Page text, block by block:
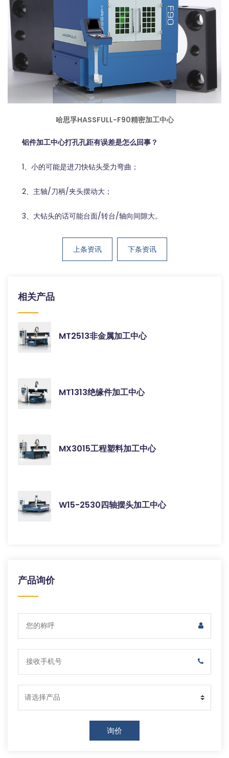
哈思孚HASSFULL-F90精密加工中心
铝件加工中心打孔孔距有误差是怎么回事？
1、小的可能是进刀快钻头受力弯曲；
2、主轴/刀柄/夹头摆动大；
3、大钻头的话可能台面/转台/轴向间隙大。
上条资讯 下条资讯
相关产品
MT2513非金属加工中心
MT1313绝缘件加工中心
MX3015工程塑料加工中心
W15-2530四轴摆头加工中心
产品询价
询价